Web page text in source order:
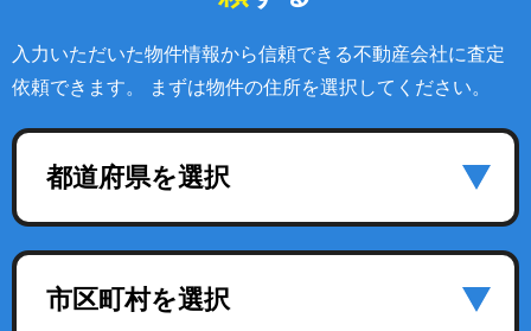
入力いただいた物件情報から信頼できる不動産会社に査定
依頼できます。 まずは物件の住所を選択してください。
都道府県を選択
市区町村を選択